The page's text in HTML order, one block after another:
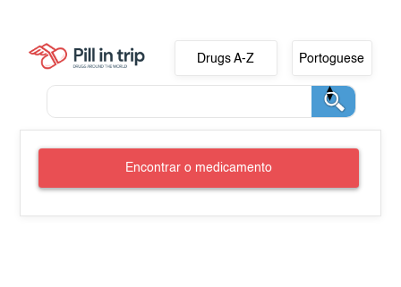
Drugs A-Z Portoguese
Encontrar o medicamento